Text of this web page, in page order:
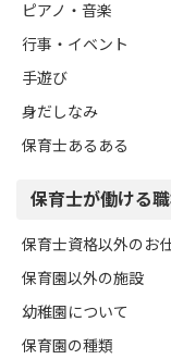
ピアノ・音楽
行事・イベント
手遊び
身だしなみ
保育士あるある
保育士が働ける
保育士資格以外のお
保育園以外の施設
幼稚園について
保育園の種類